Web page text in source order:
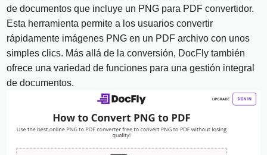
de documentos que incluye un PNG para PDF convertidor.
Esta herramienta permite a los usuarios convertir
rápidamente imágenes PNG en un PDF archivo con unos
simples clics. Más allá de la conversión, DocFly también
ofrece una variedad de funciones para una gestión integral
de documentos.